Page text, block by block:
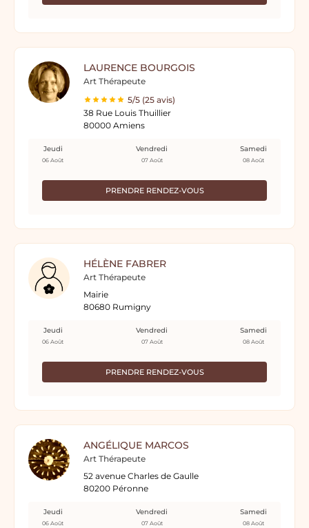
LAURENCE BOURGOIS
Art Thérapeute
5/5 (25 avis)
38 Rue Louis Thuillier
80000 Amiens
PRENDRE RENDEZ-VOUS
Jeudi
06 Août
Vendredi
07 Août
Samedi
08 Août
HÉLÈNE FABRER
Art Thérapeute
Mairie
80680 Rumigny
PRENDRE RENDEZ-VOUS
Jeudi
06 Août
Vendredi
07 Août
Samedi
08 Août
ANGÉLIQUE MARCOS
Art Thérapeute
52 avenue Charles de Gaulle
80200 Péronne
Jeudi
06 Août
Vendredi
07 Août
Samedi
08 Août